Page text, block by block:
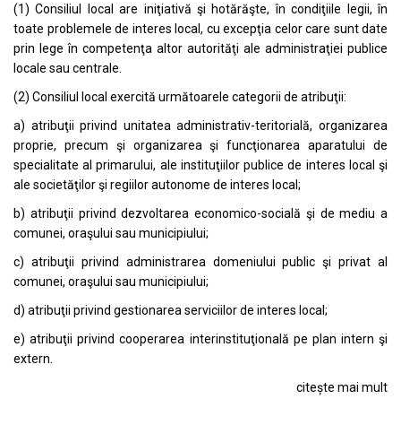
(1) Consiliul local are iniţiativă şi hotărăşte, în condiţiile legii, în
toate problemele de interes local, cu excepţia celor care sunt date
prin lege în competenţa altor autorităţi ale administraţiei publice
locale sau centrale.
(2) Consiliul local exercită următoarele categorii de atribuţii:
a) atribuţii privind unitatea administrativ-teritorială, organizarea
proprie, precum şi organizarea şi funcţionarea aparatului de
specialitate al primarului, ale instituţiilor publice de interes local şi
ale societăţilor şi regiilor autonome de interes local;
b) atribuţii privind dezvoltarea economico-socială şi de mediu a
comunei, oraşului sau municipiului;
c) atribuţii privind administrarea domeniului public şi privat al
comunei, oraşului sau municipiului;
d) atribuţii privind gestionarea serviciilor de interes local;
e) atribuţii privind cooperarea interinstituţională pe plan intern şi
extern.
citește mai mult